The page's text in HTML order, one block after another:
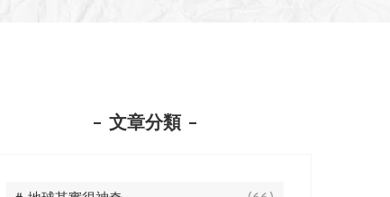
文章分類